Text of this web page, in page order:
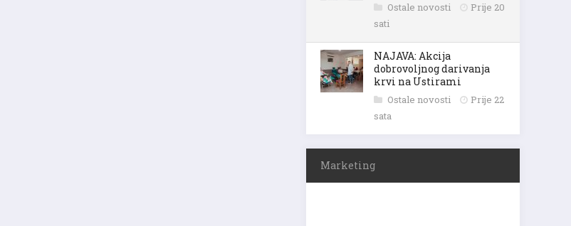
Ostale novosti
Prije 20
sati
NAJAVA: Akcija
dobrovoljnog darivanja
krvi na Ustirami
Ostale novosti
Prije 22
sata
Marketing